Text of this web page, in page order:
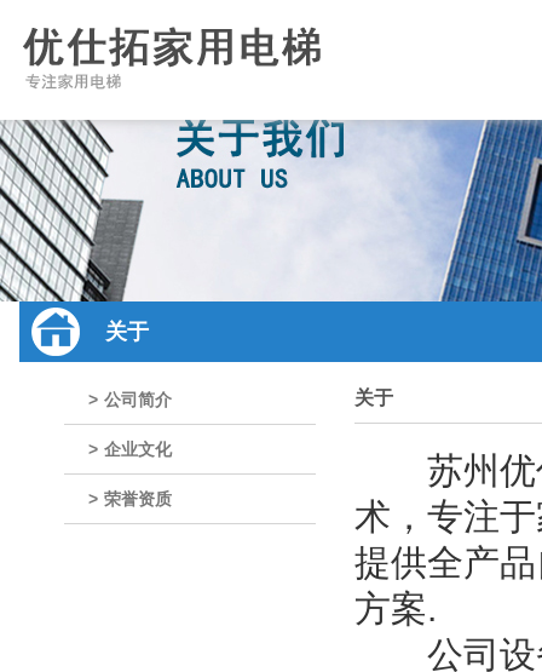
关于
> 公司简介
> 企业文化
> 荣誉资质
关于
苏州优仕
术，专注
提供全产
方案.
公司设备